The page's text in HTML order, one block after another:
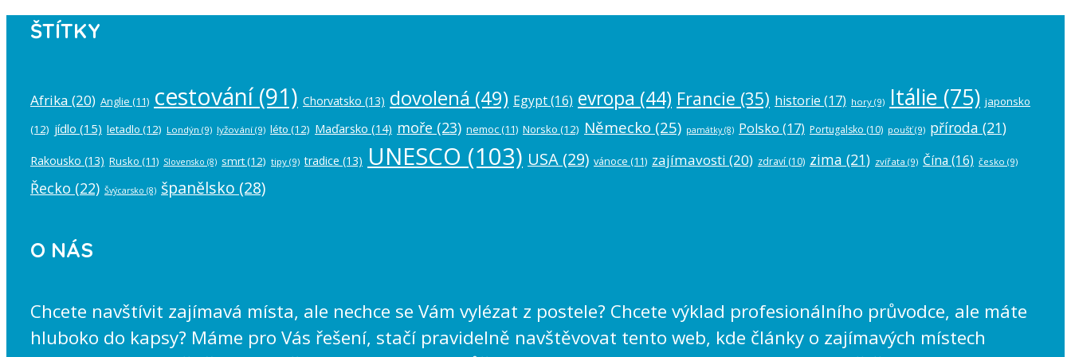
ŠTÍTKY
Afrika (20) Anglie (11) cestování(91) Chorvatsko (13) dovolená (49) Egypt(16) evropa (44) Francie (35) historie (17) hory (9) Itálie (75) japonsko
(12) jídlo (15) letadlo (12) Londýn (9) lyžování (9) léto (12) Maďarsko (14) moře (23) nemoc(11) Norsko (12) Německo (25) památky(8) Polsko (17) Portugalsko (10) poušť(9) příroda (21)
Rakousko (13) Rusko (11) Slovensko (8) smrt(12) tipy (9) tradice (13) UNESCO (103) USA (29) vánoce (11) zajímavosti (20) zdraví (10) zima (21) zvířata (9) Čína (16) česko (9)
Řecko (22) Švýcarsko (8) španělsko (28)
O NÁS
Chcete navštívit zajímavá místa, ale nechce se Vám vylézat z postele? Chcete výklad profesionálního průvodce, ale máte
hluboko do kapsy? Máme pro Vás řešení, stačí pravidelně navštěvovat tento web, kde články o zajímavých místech